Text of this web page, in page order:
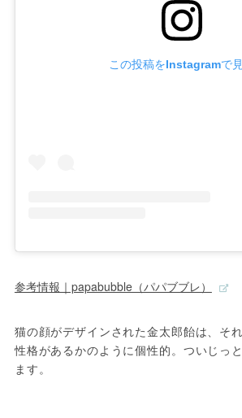
この投稿をInstagramで
参考情報｜papabubble（パパブブレ）
猫の顔がデザインされた金太郎飴は、そ
性格があるかのように個性的。ついじっ
ます。